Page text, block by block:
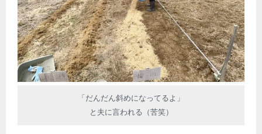
「だんだん斜めになってるよ」
と夫に言われる（苦笑）